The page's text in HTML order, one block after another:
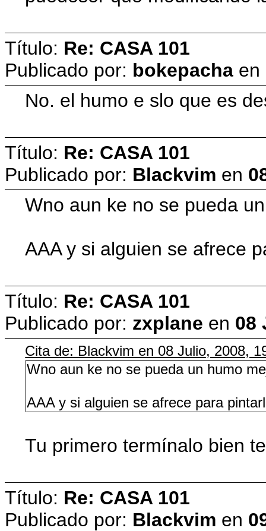
Título: Re: CASA 101
Publicado por: bokepacha en
No. el humo e slo que es
Título: Re: CASA 101
Publicado por: Blackvim en
Wno aun ke no se pueda
AAA y si alguien se afrece
Título: Re: CASA 101
Publicado por: zxplane en 08
Cita de: Blackvim en 08 Julio, 2008,
Wno aun ke no se pueda un humo
AAA y si alguien se afrece para
Tu primero termínalo bien
Título: Re: CASA 101
Publicado por: Blackvim en